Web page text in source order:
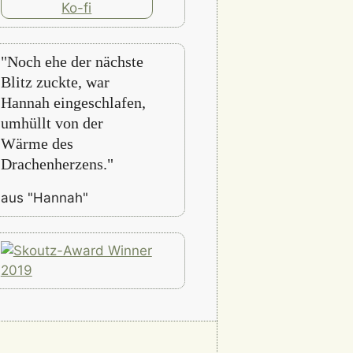
"Noch ehe der nächste
Blitz zuckte, war
Hannah eingeschlafen,
umhüllt von der
Wärme des
Drachenherzens."
aus "Hannah"